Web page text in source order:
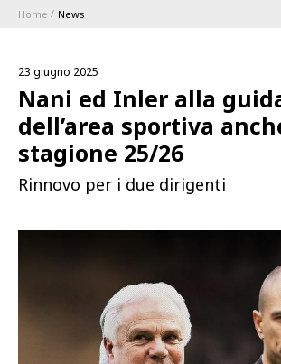
1896 MEMBERSHIP
STAGIONE
Serie A
Calendari e Risultati
CLUB
MEETING CENTER
SPONSOR
Home News
23 giugno 2025
Nani ed Inler alla
dell’area sportiva
stagione 25/26
Rinnovo per i due dirigenti